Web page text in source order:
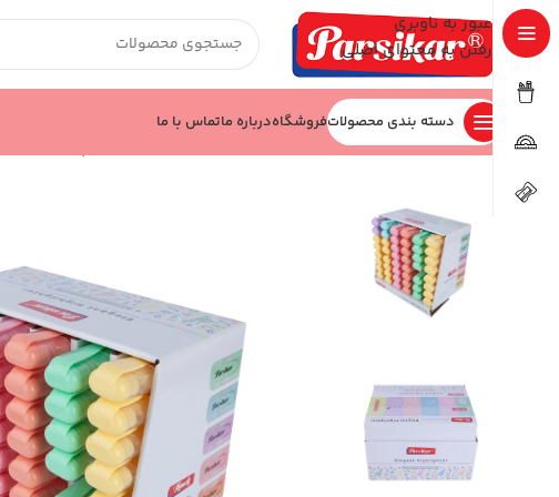
عبور به ناوبری
رفتن به محتوای اصلی
دسته بندی محصولاتفروشگاهدرباره ماتماس با ما
خانه نوشت افزار ماژیک